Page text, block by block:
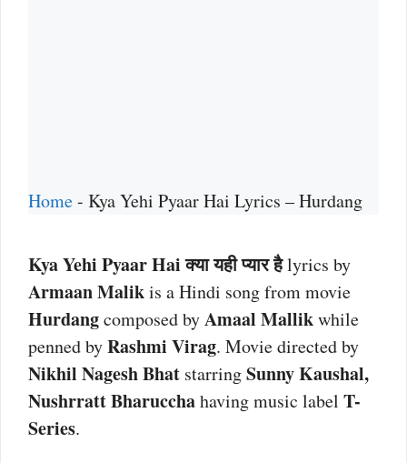
Home- Kya Yehi Pyaar Hai Lyrics – Hurdang
Kya Yehi Pyaar Hai क्या यही प्यार हैlyrics by
Armaan Malikis a Hindi song from movie
Hurdangcomposed byAmaal Mallikwhile
penned byRashmi Virag. Movie directed by
Nikhil Nagesh Bhat starringSunny Kaushal,
Nushrratt Bharucchahaving music label T-
Series.